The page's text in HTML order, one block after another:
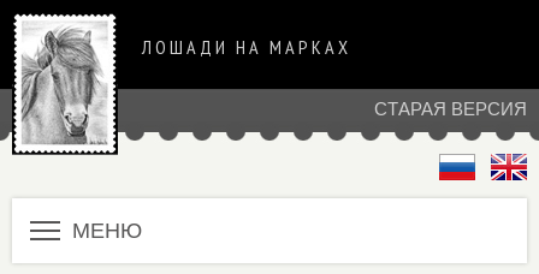
СТАРАЯ ВЕРСИЯ
ЛОШАДИ НА МАРКАХ
МЕНЮ